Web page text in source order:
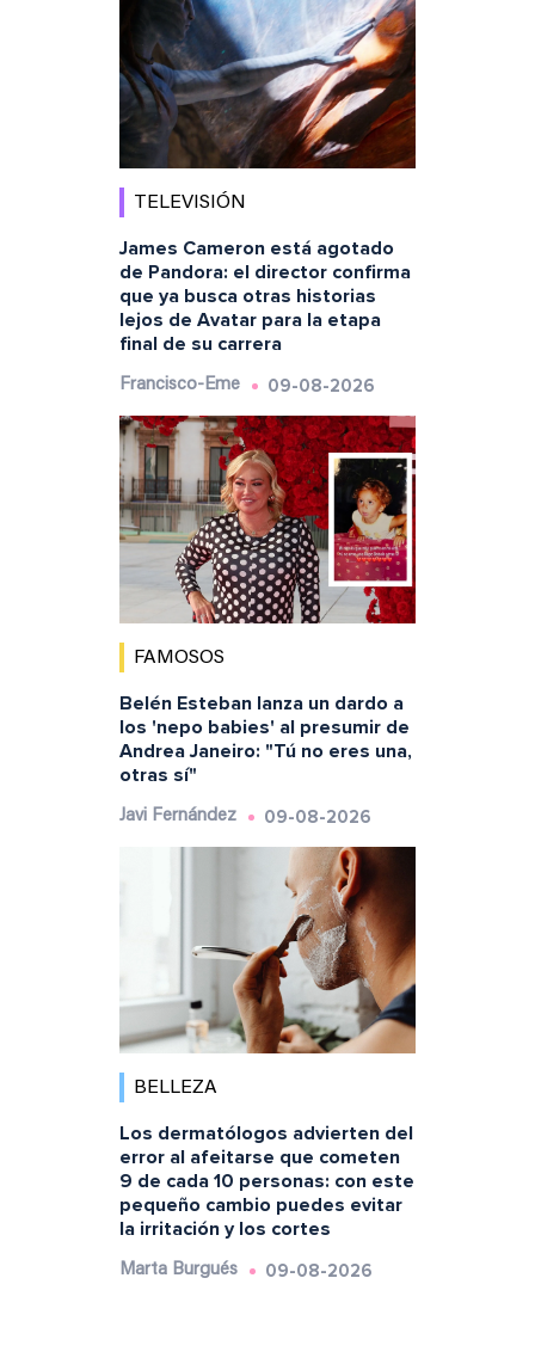
TELEVISIÓN
James Cameron está agotado
de Pandora: el director confirma
que ya busca otras historias
lejos de Avatar para la etapa
final de su carrera
Francisco-Eme 09-08-2026
FAMOSOS
Belén Esteban lanza un dardo a
los 'nepo babies' al presumir de
Andrea Janeiro: "Tú no eres una,
otras sí"
Javi Fernández 09-08-2026
BELLEZA
Los dermatólogos advierten del
error al afeitarse que cometen
9 de cada 10 personas: con este
pequeño cambio puedes evitar
la irritación y los cortes
Marta Burgués 09-08-2026